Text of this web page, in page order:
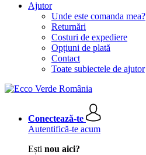
Ajutor
Unde este comanda mea?
Returnări
Costuri de expediere
Opțiuni de plată
Contact
Toate subiectele de ajutor
Conectează-te
Autentifică-te acum
Ești nou aici?